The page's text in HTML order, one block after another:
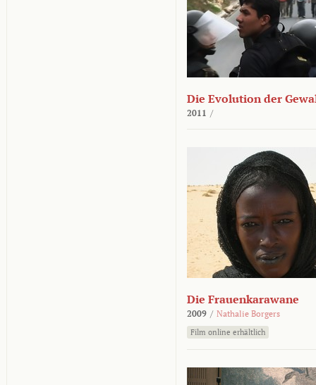
Die Evolution der
2011 /
Die Frauenkarawane
2009 / Nathalie Borgers
Film online erhältlich